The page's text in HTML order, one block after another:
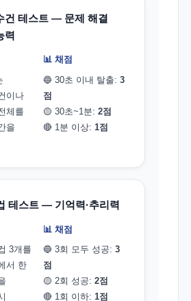
건 테스트 — 문제 해결
력
이나
체를
을
📊 채점
🔵 30초 이내 탈출: 3
점
🟡 30초~1분: 2점
🔴 1분 이상: 1점
테스트 — 기억력·추리력
3개를
서 한
📊 채점
🔵 3회 모두 성공: 3
점
🟡 2회 성공: 2점
🔴 1회 이하: 1점